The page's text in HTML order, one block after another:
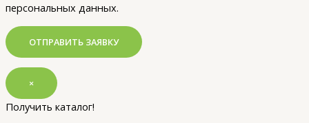
персональных данных.
×
Получить каталог!